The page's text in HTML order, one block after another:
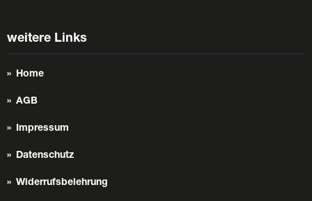
weitere Links
Home
AGB
Impressum
Datenschutz
Widerrufsbelehrung